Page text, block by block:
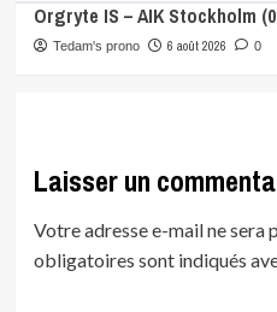
Orgryte IS – AIK Stockholm
Tedam's prono 6 août 2026 0
Laisser un
Votre adresse e-mail ne sera
obligatoires sont indiqués